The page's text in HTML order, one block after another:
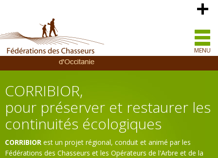
MENU
CORRIBIOR,
pour préserver et restaurer les
continuités écologiques
CORRIBIOR est un projet régional, conduit et animé par les
Fédérations des Chasseurs et les Opérateurs de l'Arbre et de la